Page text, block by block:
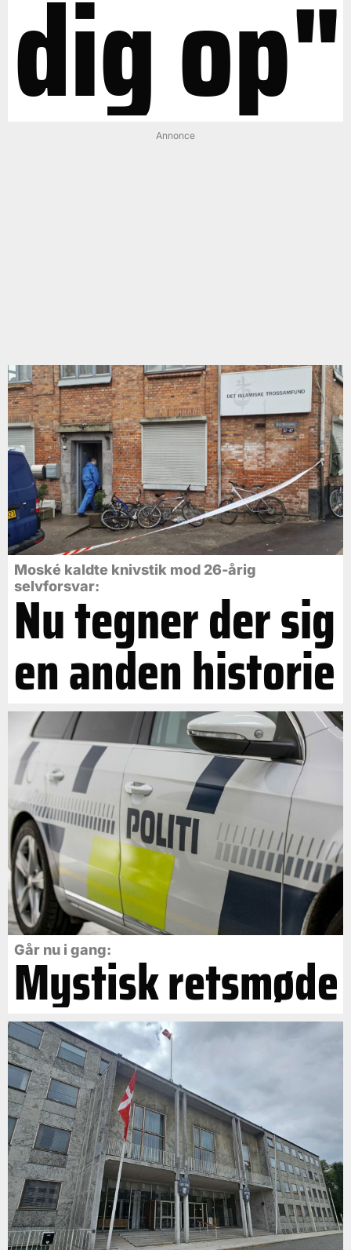
dig op"
Annonce
Moské kaldte knivstik mod 26-årig
selvforsvar:
Nu tegner der sig
en anden historie
Går nu i gang:
Mystisk retsmøde